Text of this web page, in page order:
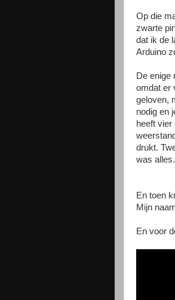
Op die
zwarte
dat ik de
Arduino
De enige
omdat er
geloven,
nodig en
heeft
drukt.
was alles.
En toen
Mijn
En voor